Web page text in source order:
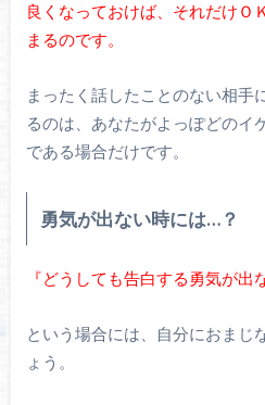
良くなっておけば、それだけＯ
まるのです。
まったく話したことのない相手
るのは、あなたがよっぽどのイ
である場合だけです。
勇気が出ない時には…？
『どうしても告白する勇気が出
という場合には、自分におまじ
ょう。